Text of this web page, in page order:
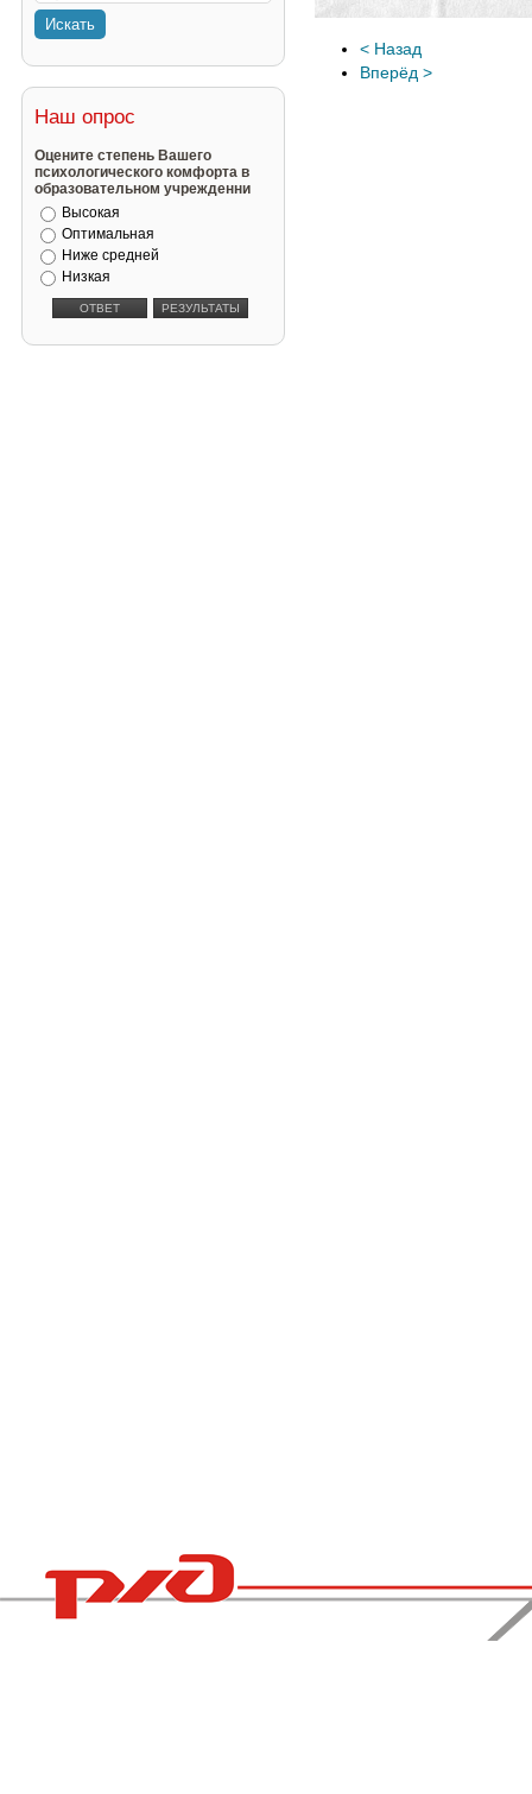
Наш опрос
Оцените степень Вашего
психологического комфорта в
образовательном учрежденни
Высокая
Оптимальная
Ниже средней
Низкая
< Назад
Вперёд >